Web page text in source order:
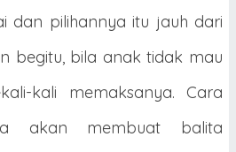
dan pilihannya itu jauh dari
begitu, bila anak tidak mau
kali memaksanya. Cara
akan membuat balita